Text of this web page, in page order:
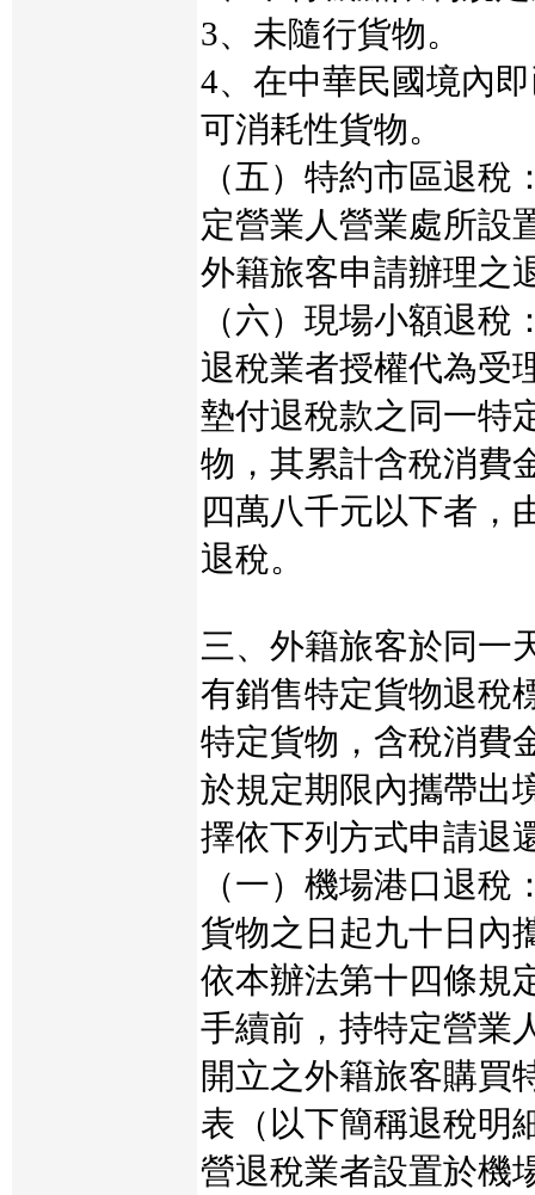
3、未隨行貨物。
4、在中華民國境內
可消耗性貨物。
（五）特約市區退
定營業人營業處所設
外籍旅客申請辦理之
（六）現場小額退
退稅業者授權代為受
墊付退稅款之同一特
物，其累計含稅消費
四萬八千元以下者，
退稅。
三、外籍旅客於同一
有銷售特定貨物退稅
特定貨物，含稅消費
於規定期限內攜帶出
擇依下列方式申請退
（一）機場港口退
貨物之日起九十日內
依本辦法第十四條規
手續前，持特定營業
開立之外籍旅客購買
表（以下簡稱退稅明
營退稅業者設置於機